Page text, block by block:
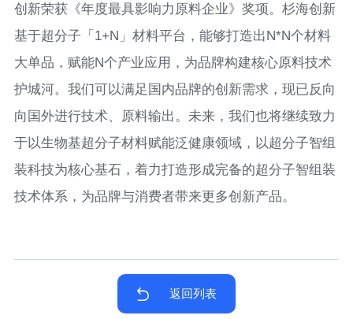
创新荣获《年度最具影响力原料企业》奖项。杉海创新
基于超分子「1+N」材料平台，能够打造出N*N个材料
大单品，赋能N个产业应用，为品牌构建核心原料技术
护城河。我们可以满足国内品牌的创新需求，现已反向
向国外进行技术、原料输出。未来，我们也将继续致力
于以生物基超分子材料赋能泛健康领域，以超分子智组
装科技为核心基石，着力打造形成完备的超分子智组装
技术体系，为品牌与消费者带来更多创新产品。
返回列表